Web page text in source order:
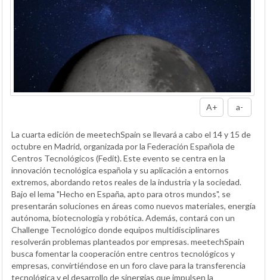
A+ a-
La cuarta edición de meetechSpain se llevará a cabo el 14 y 15 de
octubre en Madrid, organizada por la Federación Española de
Centros Tecnológicos (Fedit). Este evento se centra en la
innovación tecnológica española y su aplicación a entornos
extremos, abordando retos reales de la industria y la sociedad.
Bajo el lema "Hecho en España, apto para otros mundos", se
presentarán soluciones en áreas como nuevos materiales, energía
autónoma, biotecnología y robótica. Además, contará con un
Challenge Tecnológico donde equipos multidisciplinares
resolverán problemas planteados por empresas. meetechSpain
busca fomentar la cooperación entre centros tecnológicos y
empresas, convirtiéndose en un foro clave para la transferencia
tecnológica y el desarrollo de sinergias que impulsen la